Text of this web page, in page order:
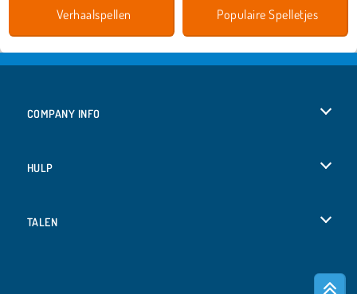
Verhaalspellen Populaire Spelletjes
COMPANY INFO
HULP
TALEN